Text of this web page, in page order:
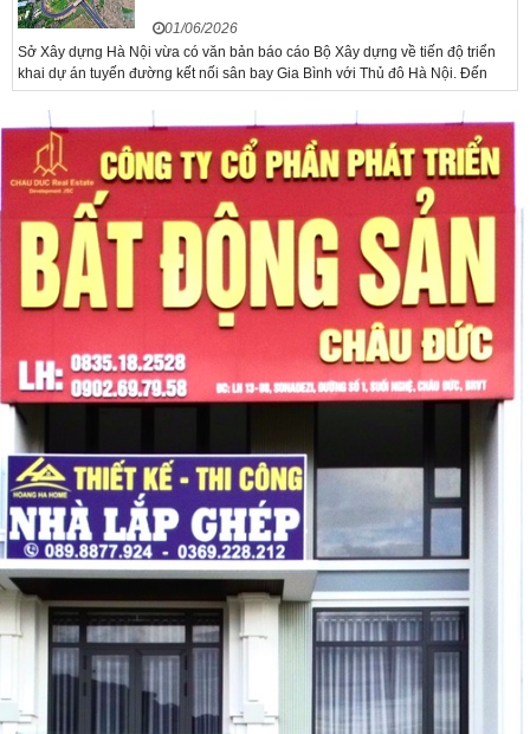
01/06/2026
Sở Xây dựng Hà Nội vừa có văn bản báo cáo Bộ Xây dựng về tiến độ triển
khai dự án tuyến đường kết nối sân bay Gia Bình với Thủ đô Hà Nội. Đến
nay, công tác giải phóng mặt bằng và chuẩn bị đầu tư của dự án đã ghi nhận
nhiều kết...